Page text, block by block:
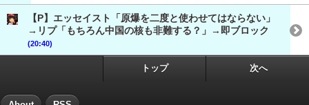
【P】エッセイスト「原爆を二度と使わせてはならない」
→リプ「もちろん中国の核も非難する？」→即ブロック
(20:40)
トップ 次へ